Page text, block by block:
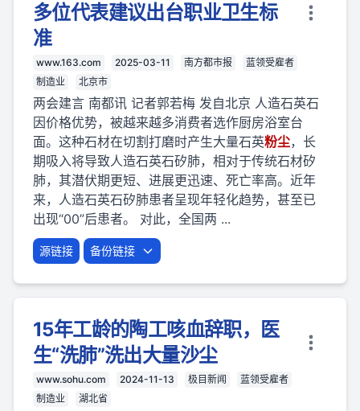
多位代表建议出台职业卫生标
准
www.163.com 2025-03-11 南方都市报
蓝领受雇者
制造业
北京市
两会建言 南都讯 记者郭若梅 发自北京 人造石英石
因价格优势，被越来越多消费者选作厨房浴室台
面。这种石材在切割打磨时产生大量石英粉尘，长
期吸入将导致人造石英石矽肺，相对于传统石材矽
肺，其潜伏期更短、进展更迅速、死亡率高。近年
来，人造石英石矽肺患者呈现年轻化趋势，甚至已
出现“00”后患者。 对此，全国两 ...
源链接 备份链接
15年工龄的陶工咳血辞职，医
生“洗肺”洗出大量沙尘
www.sohu.com 2024-11-13 极目新闻
蓝领受雇者
制造业
湖北省